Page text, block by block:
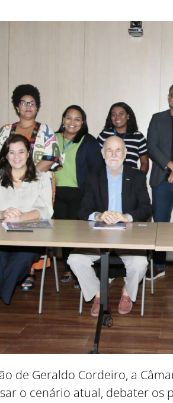
de Geraldo Cordeiro, a
o cenário atual, debater os